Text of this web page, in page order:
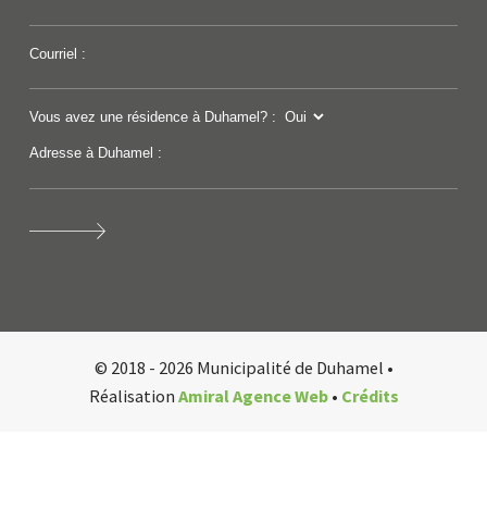
Courriel :
Vous avez une résidence à Duhamel? :
Adresse à Duhamel :
© 2018 - 2026 Municipalité de Duhamel •
Réalisation Amiral Agence Web• Crédits